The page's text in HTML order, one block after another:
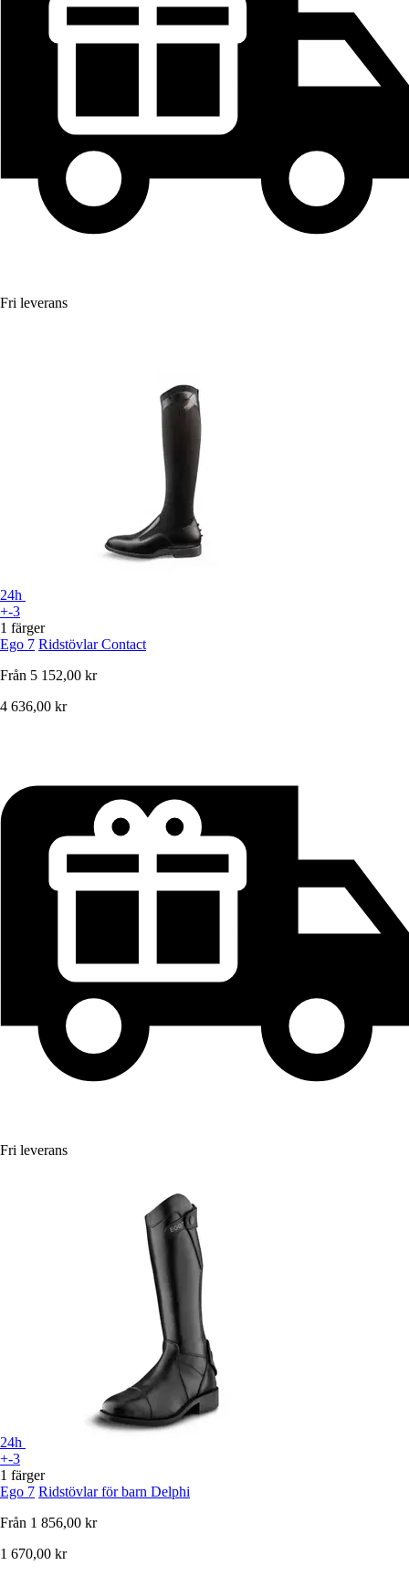
Fri leverans
24h
+-3
1 färger
Ego 7 Ridstövlar Contact
Från 5 152,00 kr
4 636,00 kr
Fri leverans
24h
+-3
1 färger
Ego 7 Ridstövlar för barn Delphi
Från 1 856,00 kr
1 670,00 kr